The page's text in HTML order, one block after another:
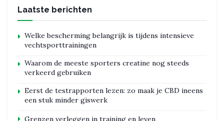
Laatste berichten
Welke bescherming belangrijk is tijdens intensieve
vechtsporttrainingen
Waarom de meeste sporters creatine nog steeds
verkeerd gebruiken
Eerst de testrapporten lezen: zo maak je CBD ineens
een stuk minder giswerk
Grenzen verleggen in training en leven